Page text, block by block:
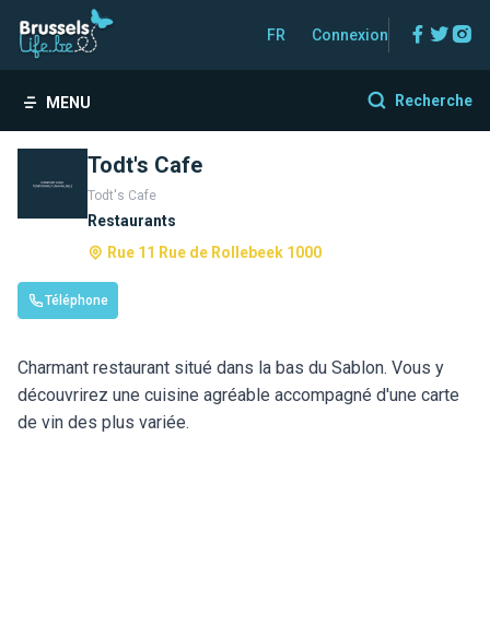
FR Connexion
MENU Recherche
Todt's Cafe
Todt's Cafe
Restaurants
Rue 11 Rue de Rollebeek 1000
Téléphone
Charmant restaurant situé dans la bas du Sablon. Vous y
découvrirez une cuisine agréable accompagné d'une carte
de vin des plus variée.